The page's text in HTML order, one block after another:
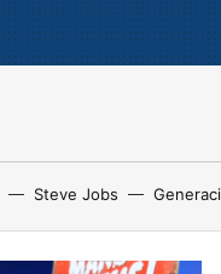
Steve Jobs